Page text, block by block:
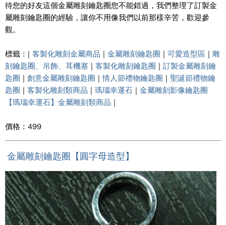
待您的好友這個金屬雕刻鑰匙圈您不能錯過，我們整理了訂製金
屬雕刻鑰匙圈的經驗，讓你不用像我們以前那樣辛苦，歡迎參
觀。
標籤 : | 客製化雕刻金屬商品 | 金屬雕刻鑰匙圈 | 可愛造型區 | 雕
刻鑰匙圈、吊飾、耳機塞 | 客製化雕刻鑰匙圈 | 訂製金屬雕刻鑰
匙圈 | 創意金屬雕刻鑰匙圈 |情人節禮物鑰匙圈 | 聖誕節禮物鑰
匙圈 | 客製化雕刻類商品 | 瑪瑙幸運石 | 金屬雕刻影像鑰匙圈
【瑪瑙幸運石】金屬雕刻類商品 |
價格 : 499
金屬雕刻鑰匙圈【圓字母造型】